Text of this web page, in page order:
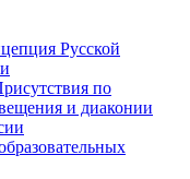
Русской
по
и диаконии